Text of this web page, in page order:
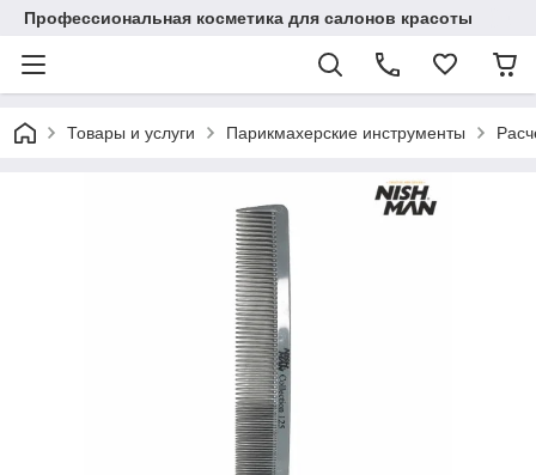
Профессиональная косметика для салонов красоты
Товары и услуги Парикмахерские инструменты